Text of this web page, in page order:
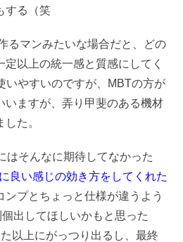
する（笑
るマンみたいな場合だと、どの
以上の統一感と質感にしてく
いやすいのですが、MBTの方が
いますが、弄り甲斐のある機材
た。
はそんなに期待してなかった
良い感じの効き方をしてくれた
ンプとちょっと仕様が違うよう
出してほしいかもと思った
以上にがっつり出るし、最終